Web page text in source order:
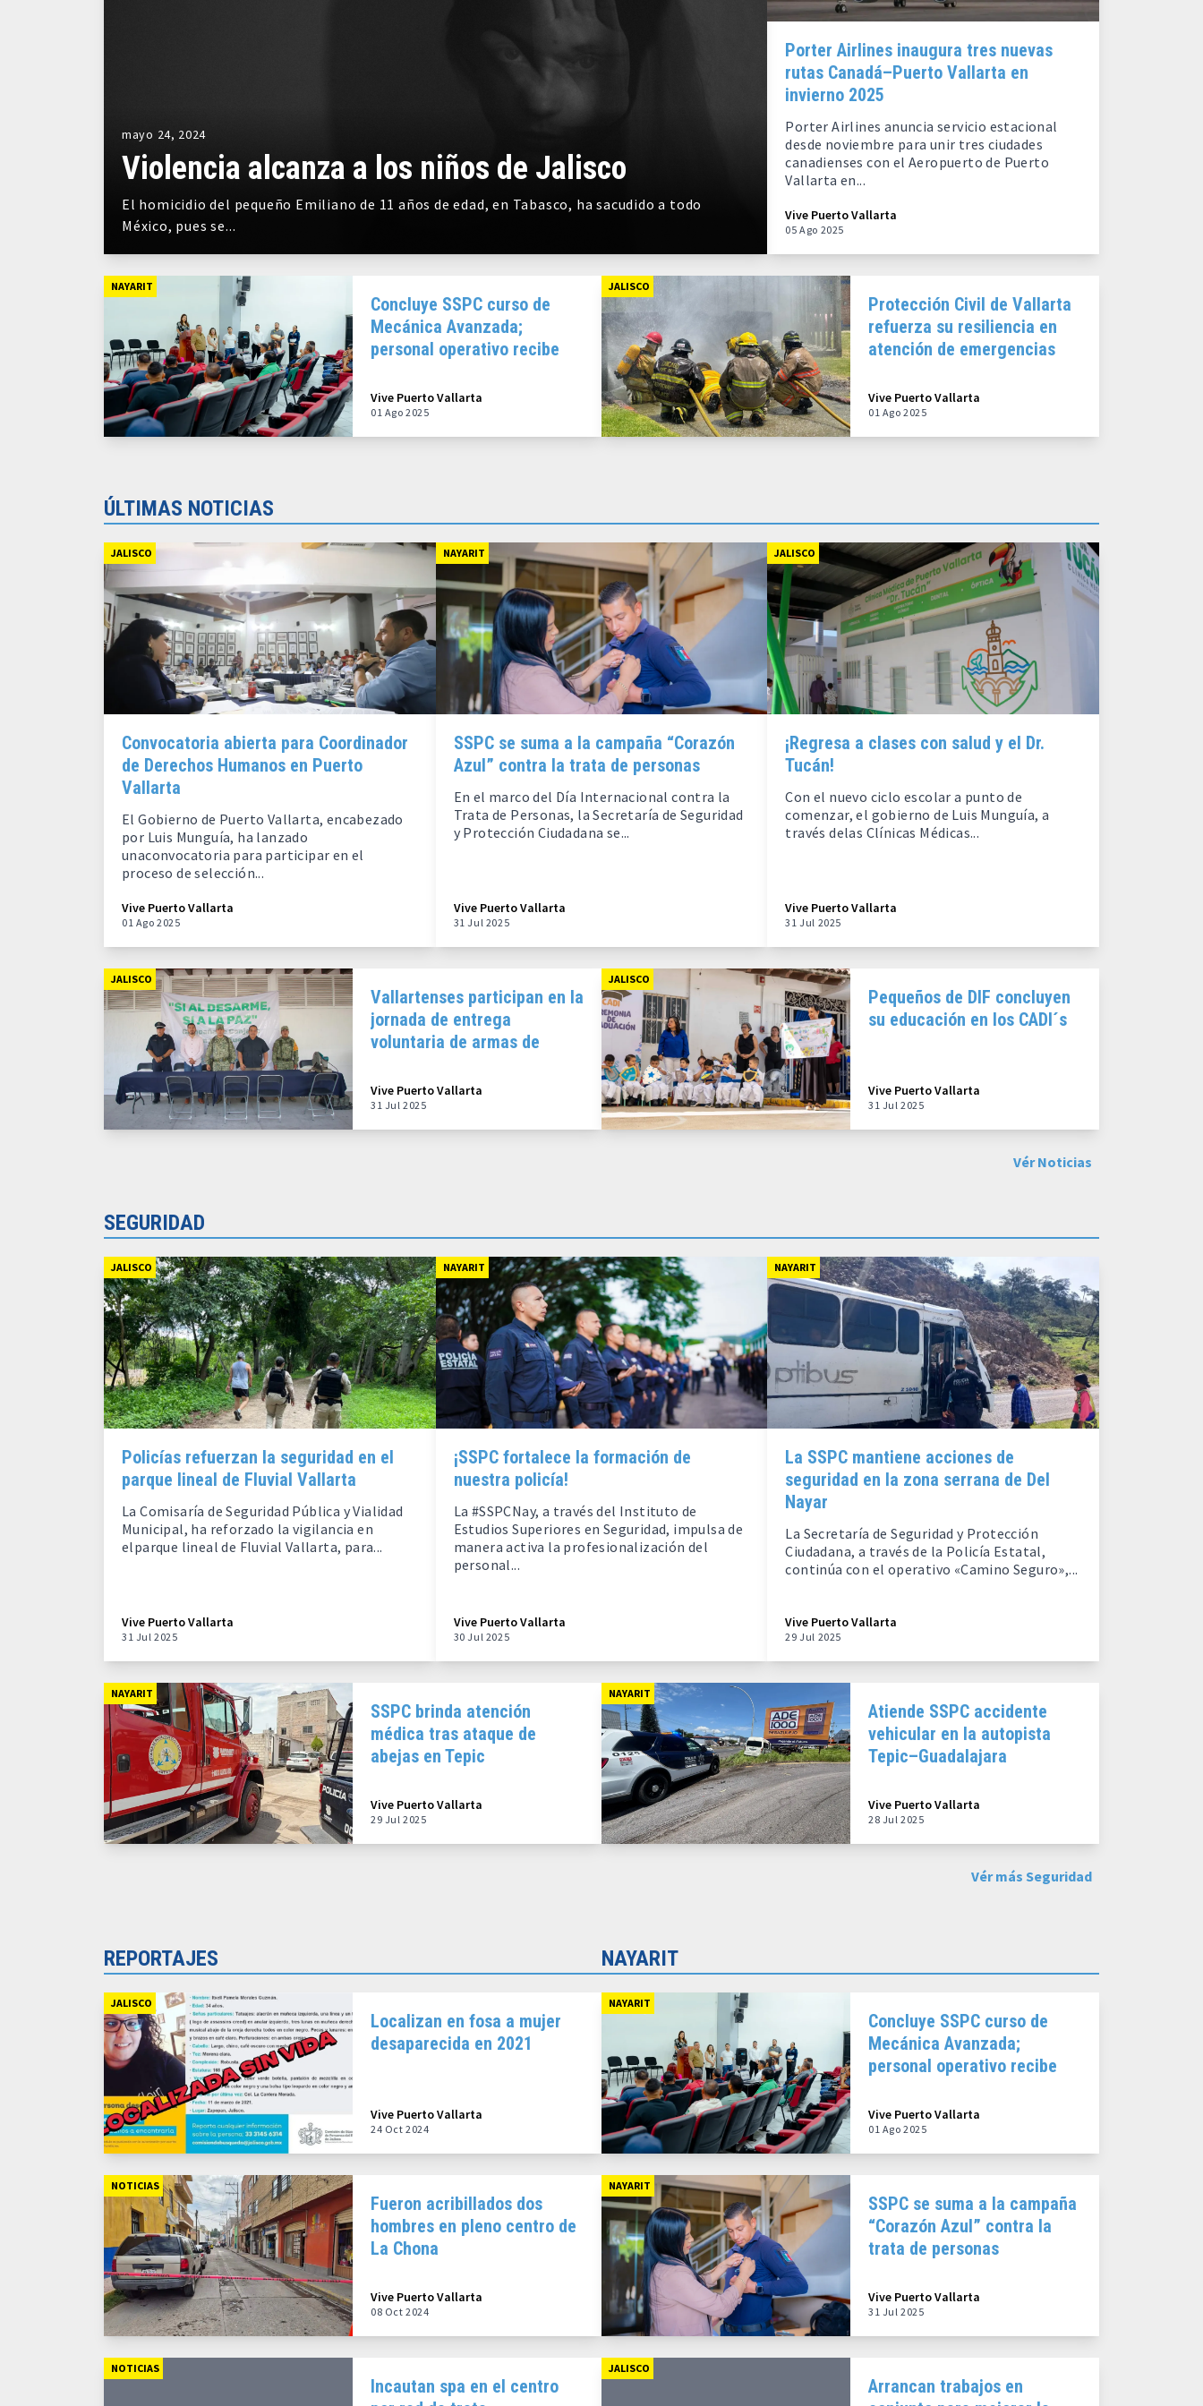
mayo 24, 2024
Violencia alcanza a los niños de Jalisco
El homicidio del pequeño Emiliano de 11 años de edad, en Tabasco, ha sacudido a todo
México, pues se...
Porter Airlines inaugura tres nuevas
rutas Canadá–Puerto Vallarta en
invierno 2025
Porter Airlines anuncia servicio estacional
desde noviembre para unir tres ciudades
canadienses con el Aeropuerto de Puerto
Vallarta en...
Vive Puerto Vallarta
05 Ago 2025
NAYARIT
Concluye SSPC curso de
Mecánica Avanzada;
personal operativo recibe
Vive Puerto Vallarta
01 Ago 2025
JALISCO
Protección Civil de Vallarta
refuerza su resiliencia en
atención de emergencias
Vive Puerto Vallarta
01 Ago 2025
ÚLTIMAS NOTICIAS
JALISCO
Convocatoria abierta para Coordinador
de Derechos Humanos en Puerto
Vallarta
El Gobierno de Puerto Vallarta, encabezado
por Luis Munguía, ha lanzado
unaconvocatoria para participar en el
proceso de selección...
Vive Puerto Vallarta
01 Ago 2025
NAYARIT
SSPC se suma a la campaña “Corazón
Azul” contra la trata de personas
En el marco del Día Internacional contra la
Trata de Personas, la Secretaría de Seguridad
y Protección Ciudadana se...
Vive Puerto Vallarta
31 Jul 2025
JALISCO
¡Regresa a clases con salud y el Dr.
Tucán!
Con el nuevo ciclo escolar a punto de
comenzar, el gobierno de Luis Munguía, a
través delas Clínicas Médicas...
Vive Puerto Vallarta
31 Jul 2025
JALISCO
Vallartenses participan en la
jornada de entrega
voluntaria de armas de
Vive Puerto Vallarta
31 Jul 2025
JALISCO
Pequeños de DIF concluyen
su educación en los CADI´s
Vive Puerto Vallarta
31 Jul 2025
Vér Noticias
SEGURIDAD
JALISCO
Policías refuerzan la seguridad en el
parque lineal de Fluvial Vallarta
La Comisaría de Seguridad Pública y Vialidad
Municipal, ha reforzado la vigilancia en
elparque lineal de Fluvial Vallarta, para...
Vive Puerto Vallarta
31 Jul 2025
NAYARIT
¡SSPC fortalece la formación de
nuestra policía!
La #SSPCNay, a través del Instituto de
Estudios Superiores en Seguridad, impulsa de
manera activa la profesionalización del
personal...
Vive Puerto Vallarta
30 Jul 2025
NAYARIT
La SSPC mantiene acciones de
seguridad en la zona serrana de Del
Nayar
La Secretaría de Seguridad y Protección
Ciudadana, a través de la Policía Estatal,
continúa con el operativo «Camino Seguro»,...
Vive Puerto Vallarta
29 Jul 2025
NAYARIT
SSPC brinda atención
médica tras ataque de
abejas en Tepic
Vive Puerto Vallarta
29 Jul 2025
NAYARIT
Atiende SSPC accidente
vehicular en la autopista
Tepic–Guadalajara
Vive Puerto Vallarta
28 Jul 2025
Vér más Seguridad
REPORTAJES
JALISCO
Localizan en fosa a mujer
desaparecida en 2021
Vive Puerto Vallarta
24 Oct 2024
NOTICIAS
Fueron acribillados dos
hombres en pleno centro de
La Chona
Vive Puerto Vallarta
08 Oct 2024
NOTICIAS
Incautan spa en el centro
NAYARIT
NAYARIT
Concluye SSPC curso de
Mecánica Avanzada;
personal operativo recibe
Vive Puerto Vallarta
01 Ago 2025
NAYARIT
SSPC se suma a la campaña
“Corazón Azul” contra la
trata de personas
Vive Puerto Vallarta
31 Jul 2025
JALISCO
Arrancan trabajos en